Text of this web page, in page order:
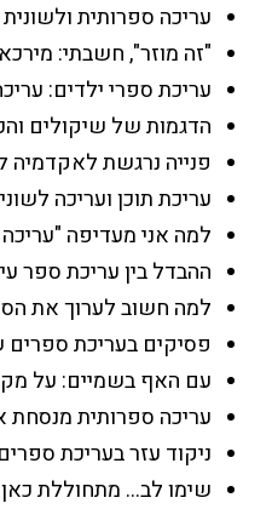
עריכה ספרותית
"זה מוזר", חשבתי:
עריכת ספרי ילדים:
הדגמות של שיקולים
פנייה נרגשת לאקדמיה
עריכת תוכן ועריכה
למה אני מעדיפה
ההבדל בין עריכת ספר
למה חשוב לערוך את
פסיקים בעריכת
עם האף בשמיים: על
עריכה ספרותית
ניקוד עזר בעריכת
שימו לב… מתחוללת